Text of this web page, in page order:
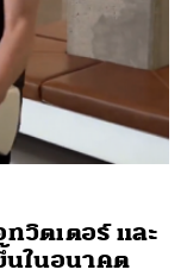
วิตเตอร์ และ
นในอนาคต